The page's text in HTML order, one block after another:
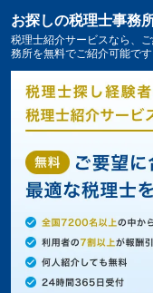
その他業界に強い
務所の一覧 2件掲載中
お探しの税理士事務
税理士紹介サービスなら、
務所を無料でご紹介可能です